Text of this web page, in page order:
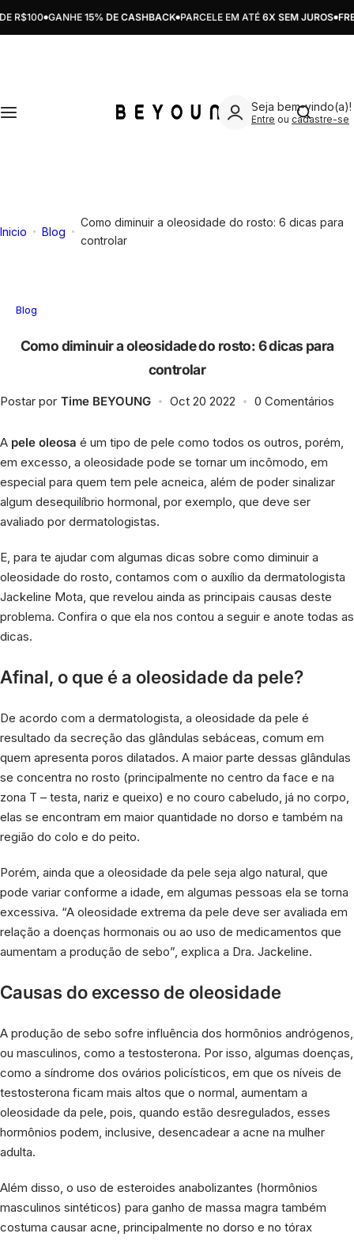
GANHE15% DE CASHBACK PARCELE EM ATÉ6X SEM JUROS
Estou
Seja bem-vindo(a)!
Entre ou cadastre-se
SKINCARE
Ver todos
MAKE
Ver todos
ATIVOS
Água de Maçã
Niacinamida
Pantenol
Vitamina E
Ver todos
CUIDADOS
Hiperpigmentação
Rugas/Linhas de expressão
KITS
Inicio Blog
Como diminuir a oleosidade do rosto: 6 dicas para
controlar
Blog
Como diminuir a oleosidade do rosto: 6 dicas para
controlar
Postar por Time BEYOUNG Oct 20 2022 0 Comentários
A pele oleosa é um tipo de pele como todos os outros, porém,
em excesso, a oleosidade pode se tornar um incômodo, em
especial para quem tem pele acneica, além de poder sinalizar
algum desequilíbrio hormonal, por exemplo, que deve ser
avaliado por dermatologistas.
E, para te ajudar com algumas dicas sobre como diminuir a
oleosidade do rosto, contamos com o auxílio da dermatologista
Jackeline Mota, que revelou ainda as principais causas deste
problema. Confira o que ela nos contou a seguir e anote todas as
dicas.
Afinal, o que é a oleosidade da pele?
De acordo com a dermatologista, a oleosidade da pele é
resultado da secreção das glândulas sebáceas, comum em
quem apresenta poros dilatados. A maior parte dessas glândulas
se concentra no rosto (principalmente no centro da face e na
zona T – testa, nariz e queixo) e no couro cabeludo, já no corpo,
elas se encontram em maior quantidade no dorso e também na
região do colo e do peito.
Porém, ainda que a oleosidade da pele seja algo natural, que
pode variar conforme a idade, em algumas pessoas ela se torna
excessiva. “A oleosidade extrema da pele deve ser avaliada em
relação a doenças hormonais ou ao uso de medicamentos que
aumentam a produção de sebo”, explica a Dra. Jackeline.
Causas do excesso de oleosidade
A produção de sebo sofre influência dos hormônios andrógenos,
ou masculinos, como a testosterona. Por isso, algumas doenças,
como a síndrome dos ovários policísticos, em que os níveis de
testosterona ficam mais altos que o normal, aumentam a
oleosidade da pele, pois, quando estão desregulados, esses
hormônios podem, inclusive, desencadear a acne na mulher
adulta.
Além disso, o uso de esteroides anabolizantes (hormônios
masculinos sintéticos) para ganho de massa magra também
costuma causar acne, principalmente no dorso e no tórax
Pular para o conteúdo